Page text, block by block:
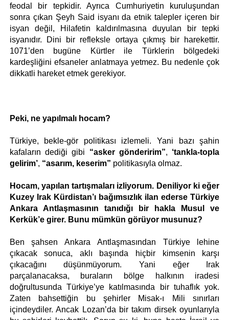
feodal bir tepkidir. Ayrıca Cumhuriyetin kuruluşundan
sonra çıkan Şeyh Said isyanı da etnik talepler içeren bir
isyan değil, Hilafetin kaldırılmasına duyulan bir tepki
isyanıdır. Dini bir refleksle ortaya çıkmış bir harekettir.
1071’den bugüne Kürtler ile Türklerin bölgedeki
kardeşliğini efsaneler anlatmaya yetmez. Bu nedenle çok
dikkatli hareket etmek gerekiyor.
Peki, ne yapılmalı hocam?
Türkiye, bekle-gör politikası izlemeli. Yani bazı şahin
kafaların dediği gibi “asker gönderirim”, ‘tankla-topla
gelirim’, “asarım, keserim” politikasıyla olmaz.
Hocam, yapılan tartışmaları izliyorum. Deniliyor ki eğer
Kuzey Irak Kürdistan’ı bağımsızlık ilan ederse Türkiye
Ankara Antlaşmasının tanıdığı bir hakla Musul ve
Kerkük’e girer. Bunu mümkün görüyor musunuz?
Ben şahsen Ankara Antlaşmasından Türkiye lehine
çıkacak sonuca, aklı başında hiçbir kimsenin karşı
çıkacağını düşünmüyorum. Yani eğer Irak
parçalanacaksa, buraların bölge halkının iradesi
doğrultusunda Türkiye’ye katılmasında bir tuhaflık yok.
Zaten bahsettiğin bu şehirler Misak-ı Mili sınırları
içindeydiler. Ancak Lozan’da bir takım dirsek oyunlarıyla